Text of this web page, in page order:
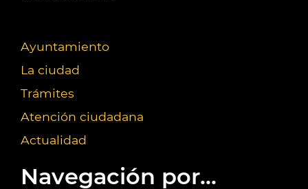
Ayuntamiento
La ciudad
Trámites
Atención ciudadana
Actualidad
Navegación por...